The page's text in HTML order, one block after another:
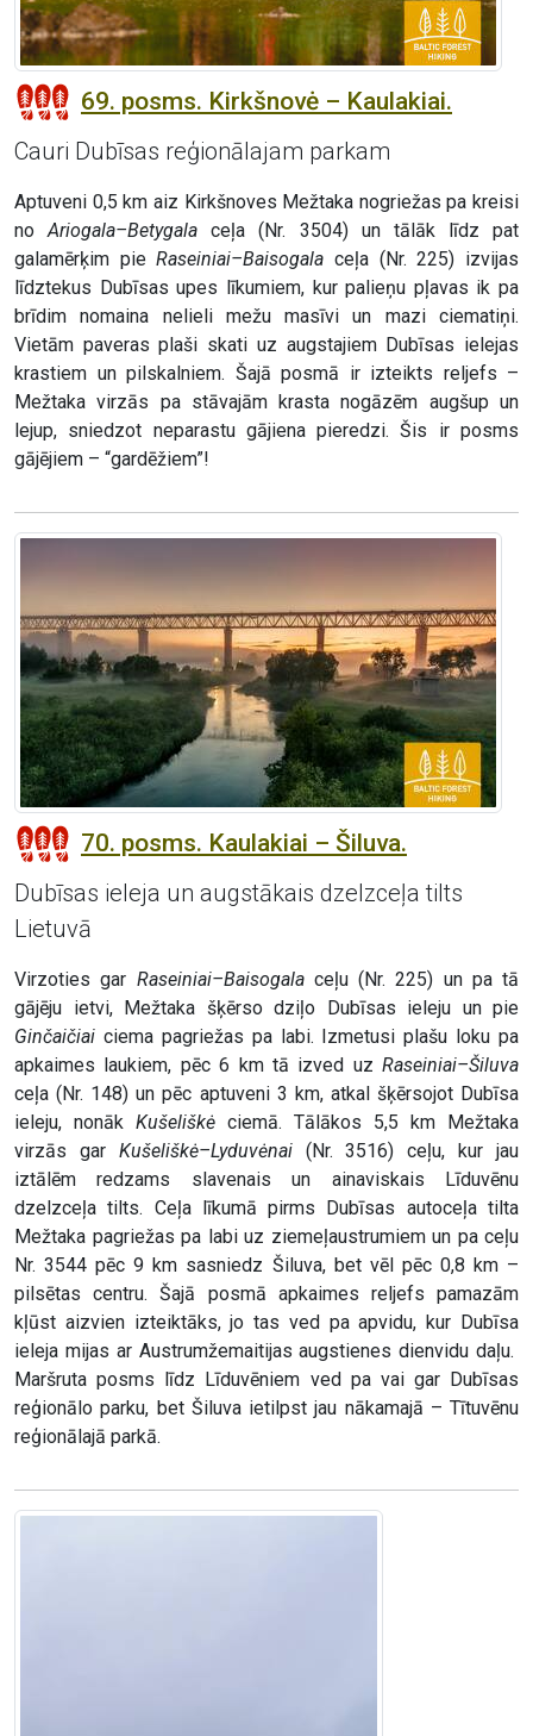
69. posms. Kirkšnovė – Kaulakiai.
Cauri Dubīsas reģionālajam parkam
Aptuveni 0,5 km aiz Kirkšnoves Mežtaka nogriežas pa kreisi
no Ariogala–Betygala ceļa (Nr. 3504) un tālāk līdz pat
galamērķim pieRaseiniai–Baisogala ceļa (Nr. 225) izvijas
līdztekus Dubīsas upes līkumiem, kur palieņu pļavas ik pa
brīdim nomaina nelieli mežu masīvi un mazi ciematiņi.
Vietām paveras plaši skati uz augstajiem Dubīsas ielejas
krastiem un pilskalniem. Šajā posmā ir izteikts reljefs –
Mežtaka virzās pa stāvajām krasta nogāzēm augšup un
lejup, sniedzot neparastu gājiena pieredzi. Šis ir posms
gājējiem – “gardēžiem”!
70. posms. Kaulakiai – Šiluva.
Dubīsas ieleja un augstākais dzelzceļa tilts
Lietuvā
Virzoties gar Raseiniai–Baisogalaceļu (Nr. 225) un pa tā
gājēju ietvi, Mežtaka šķērso dziļo Dubīsas ieleju un pie
Ginčaičiai ciema pagriežas pa labi. Izmetusi plašu loku pa
apkaimes laukiem, pēc 6 km tā izved uz Raseiniai–Šiluva
ceļa (Nr. 148) un pēc aptuveni 3 km, atkal šķērsojot Dubīsa
ieleju, nonāk Kušeliškė ciemā. Tālākos 5,5 km Mežtaka
virzās gar Kušeliškė–Lyduvėnai (Nr. 3516) ceļu, kur jau
iztālēm redzams slavenais un ainaviskais Līduvēnu
dzelzceļa tilts. Ceļa līkumā pirms Dubīsas autoceļa tilta
Mežtaka pagriežas pa labi uz ziemeļaustrumiem un pa ceļu
Nr. 3544 pēc 9 km sasniedz Šiluva, bet vēl pēc 0,8 km –
pilsētas centru. Šajā posmā apkaimes reljefs pamazām
kļūst aizvien izteiktāks, jo tas ved pa apvidu, kur Dubīsa
ieleja mijas ar Austrumžemaitijas augstienes dienvidu daļu.
Maršruta posms līdz Līduvēniem ved pa vai gar Dubīsas
reģionālo parku, bet Šiluva ietilpst jau nākamajā – Tītuvēnu
reģionālajā parkā.